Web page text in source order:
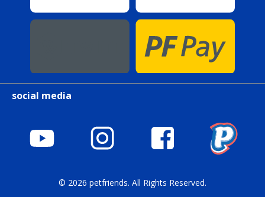
social media
© 2026 petfriends. All Rights Reserved.